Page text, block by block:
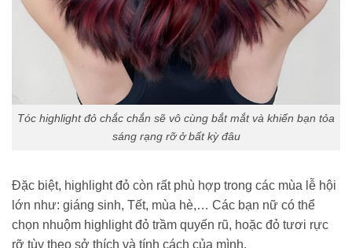
Tóc highlight đỏ chắc chắn sẽ vô cùng bắt mắt và khiến bạn tỏa
sáng rạng rỡ ở bất kỳ đâu
Đặc biệt, highlight đỏ còn rất phù hợp trong các mùa lễ hội
lớn như: giáng sinh, Tết, mùa hè,… Các bạn nữ có thể
chọn nhuộm highlight đỏ trầm quyến rũ, hoặc đỏ tươi rực
rỡ tùy theo sở thích và tính cách của mình.